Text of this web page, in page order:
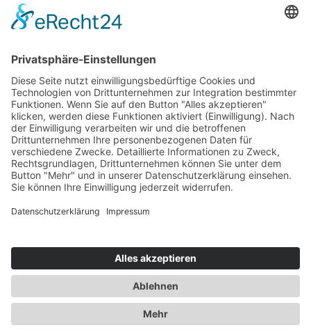
Rechtliches
Hinweis zur Heilarbeit
Daten­schutz­er­klärung
Impressum
Spendenkonto Indien
Indienreise 2027
Kontakt
+423 798 85 78
Julia Seegebarth
*SeelenWesenBewusstSein*
Feldstrasse 3A
9490 Vaduz
Fürstentum Liechtenstein